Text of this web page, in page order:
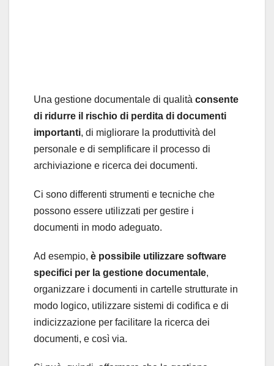
Una gestione documentale di qualità consente
di ridurre il rischio di perdita di documenti
importanti, di migliorare la produttività del
personale e di semplificare il processo di
archiviazione e ricerca dei documenti.
Ci sono differenti strumenti e tecniche che
possono essere utilizzati per gestire i
documenti in modo adeguato.
Ad esempio, è possibile utilizzare software
specifici per la gestione documentale,
organizzare i documenti in cartelle strutturate in
modo logico, utilizzare sistemi di codifica e di
indicizzazione per facilitare la ricerca dei
documenti, e così via.